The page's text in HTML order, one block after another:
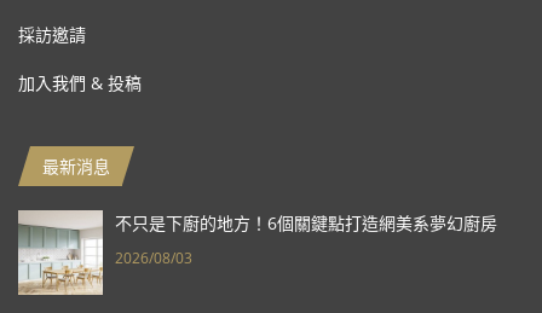
採訪邀請
加入我們 & 投稿
最新消息
不只是下廚的地方！6個關鍵點打造網美系夢幻廚房
2026/08/03